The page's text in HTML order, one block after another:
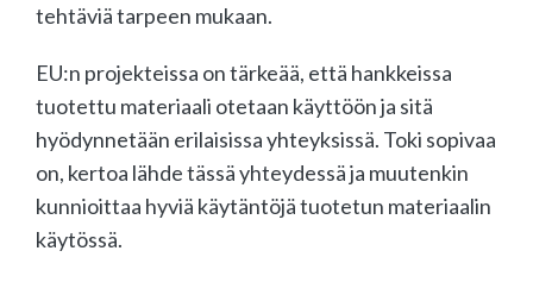
tehtäviä tarpeen mukaan.
EU:n projekteissa on tärkeää, että hankkeissa
tuotettu materiaali otetaan käyttöön ja sitä
hyödynnetään erilaisissa yhteyksissä. Toki sopivaa
on, kertoa lähde tässä yhteydessä ja muutenkin
kunnioittaa hyviä käytäntöjä tuotetun materiaalin
käytössä.